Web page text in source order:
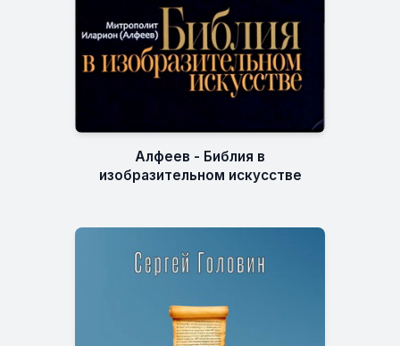
Алфеев - Библия в
изобразительном искусстве